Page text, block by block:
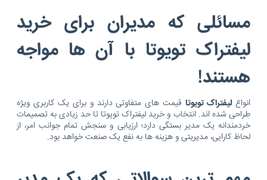
مسائلی که مدیران برای خرید
لیفتراک تویوتا با آن ها مواجه
هستند!
انواعلیفتراک تویوتاقیمت های متفاوتی دارند و برای یک کاربری ویژه
طراحی شده اند. انتخاب و خرید لیفتراک تویوتا تا حد زیادی به تصمیمات
خردمندانه یک مدیر بستگی دارد؛ ارزیابی و سنجش تمام جوانب امر، از
لحاظ کارایی، مدیریتی و هزینه ها به نفع یک صنعت خواهد بود.